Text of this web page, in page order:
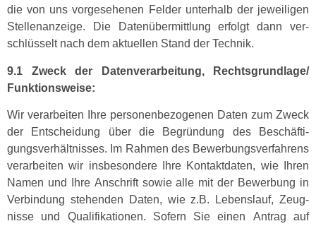
die von uns vorge­se­henen Felder unter­halb der jew­eili­gen
Stel­lenanzeige. Die Datenüber­mit­tlung erfol­gt dann ver­
schlüs­selt nach dem aktuellen Stand der Technik.
9.1 Zweck der Daten­ver­ar­beitung, Rechtsgrundlage/
Funktionsweise:
Wir ver­ar­beit­en Ihre per­so­n­en­be­zo­ge­nen Dat­en zum Zweck
der Entschei­dung über die Begrün­dung des Beschäf­ti­
gungsver­hält­niss­es. Im Rah­men des Bewer­bungsver­fahrens
ver­ar­beit­en wir ins­beson­dere Ihre Kon­tak­t­dat­en, wie Ihren
Namen und Ihre Anschrift sowie alle mit der Bewer­bung in
Verbindung ste­hen­den Dat­en, wie z.B. Lebenslauf, Zeug­
nisse und Qual­i­fika­tio­nen. Sofern Sie einen Antrag auf